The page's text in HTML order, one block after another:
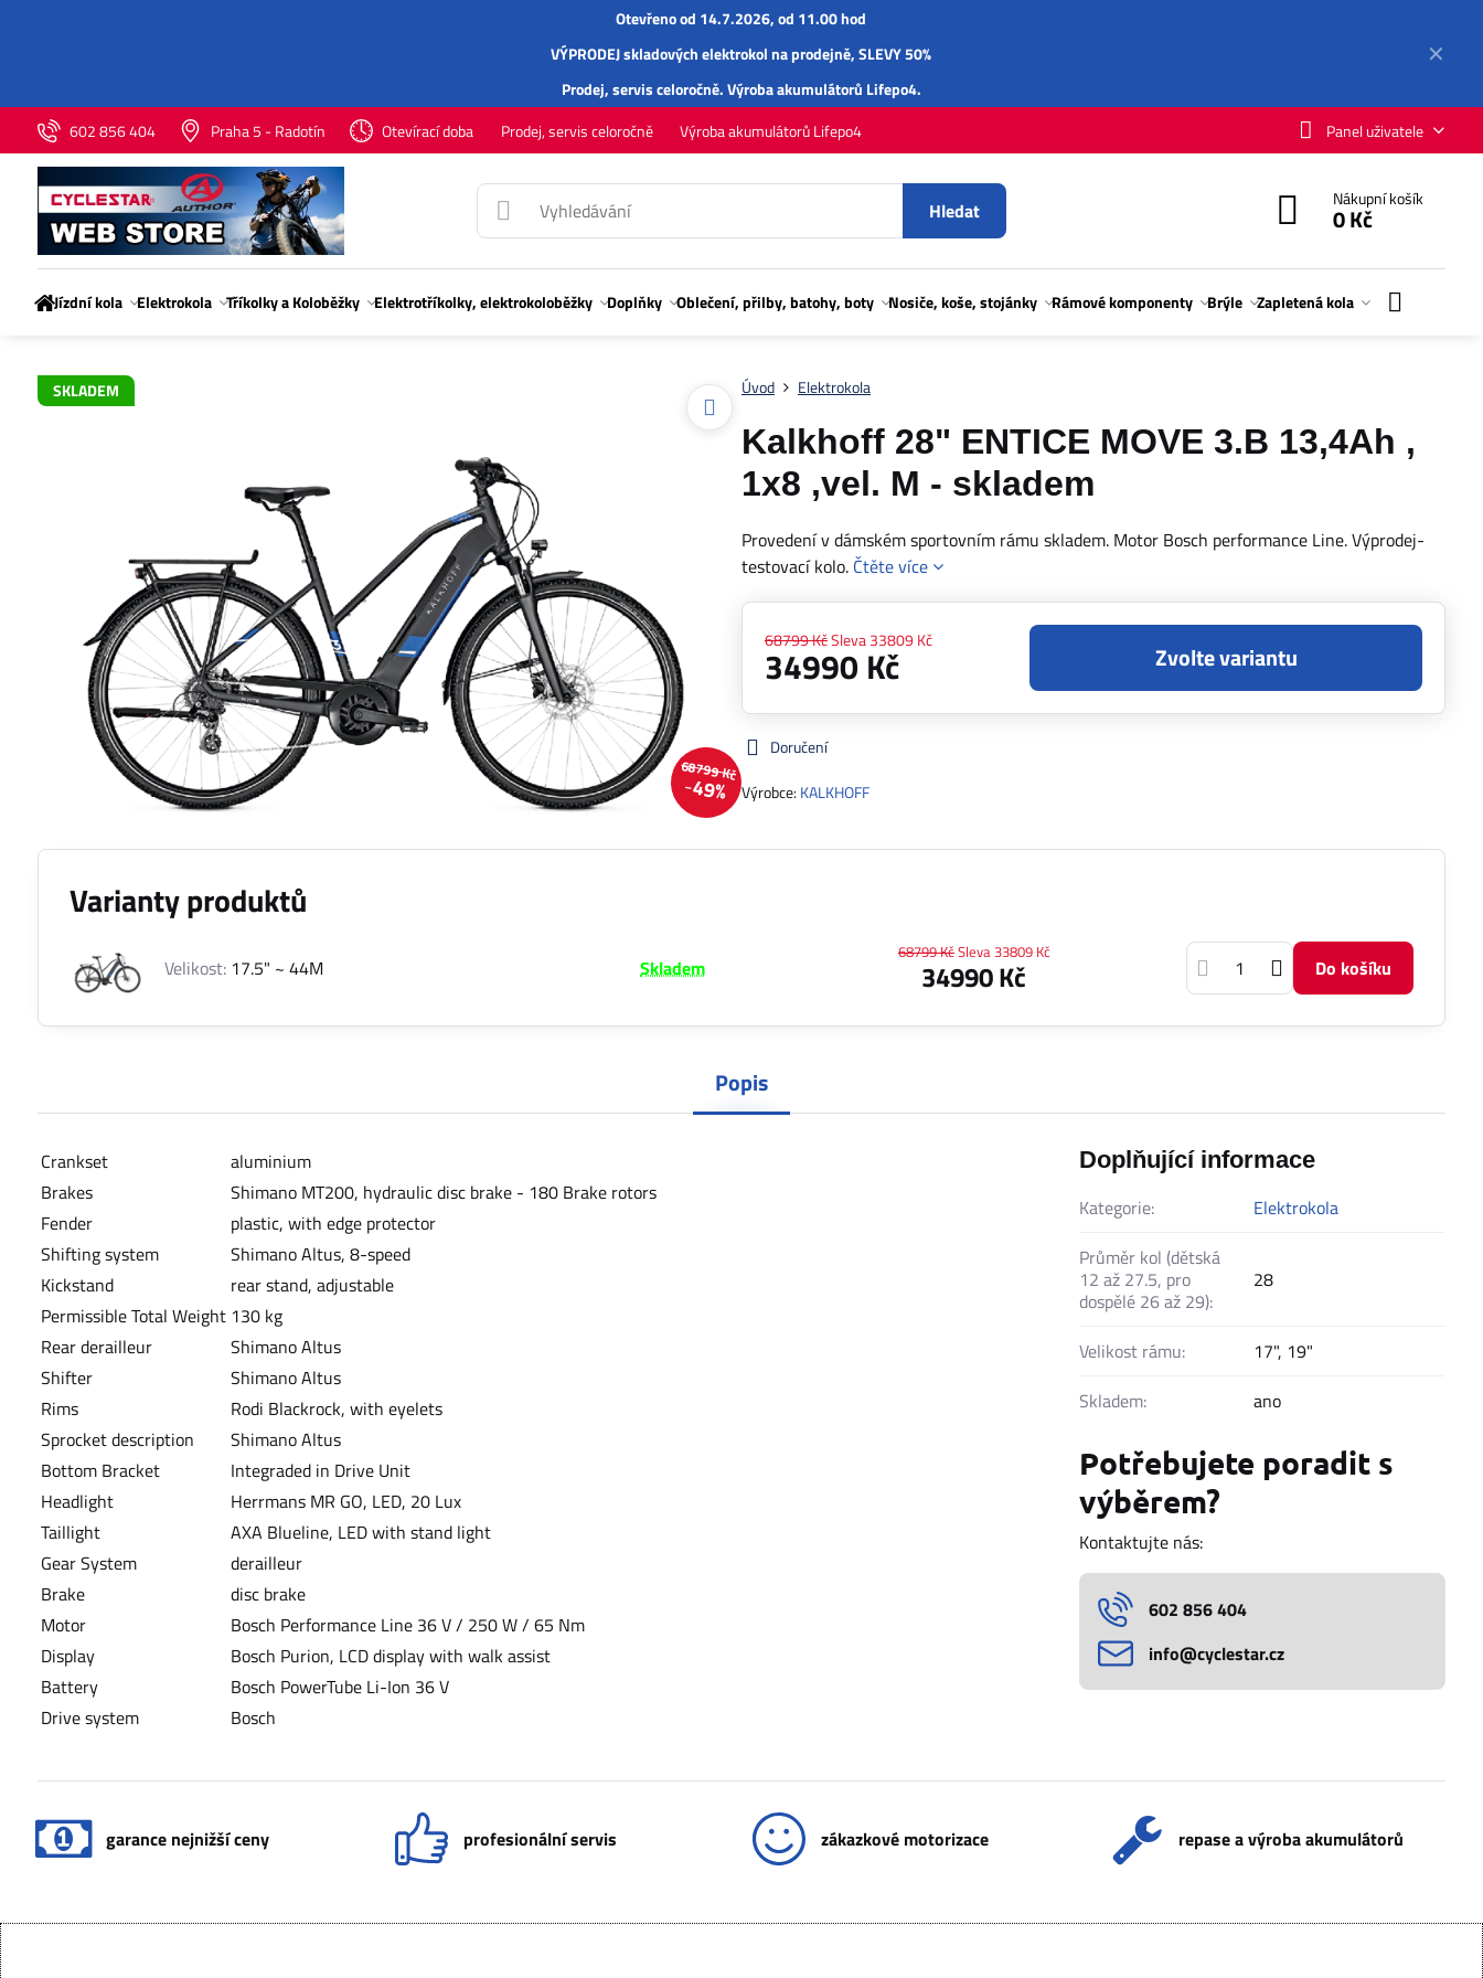
✕
Otevřeno od 14.7.2026, od 11.00 hod
VÝPRODEJ skladových elektrokol na prodejně, SLEVY 50%
Prodej,servisceloročně.Výroba akumulátorů Lifepo4.
602 856 404
Praha 5 - Radotín Otevírací doba Prodej, servis celoročně Výroba akumulátorů Lifepo4 Panel uživatele
Hledat Nákupní košík
0 Kč
Jízdní kola Elektrokola Tříkolky a Koloběžky Elektrotříkolky, elektrokoloběžky Doplňky Oblečení, přilby, batohy, boty Nosiče, koše, stojánky Rámové komponenty Brýle Zapletená kola
SKLADEM
68799 Kč
49%
Úvod Elektrokola
Kalkhoff 28" ENTICE MOVE 3.B 13,4Ah ,
1x8 ,vel. M - skladem
Provedení v dámském sportovním rámu skladem. Motor Bosch performance Line. Výprodej-
testovací kolo. Čtěte více
68799 KčSleva33809 Kč
34990 Kč Zvolte variantu
Doručení
Výrobce: KALKHOFF
Varianty produktů
Velikost: 17.5" ~ 44M Skladem
68799 KčSleva33809 Kč
34990 Kč Do košíku
Popis
Crankset
aluminium
Brakes
Shimano MT200, hydraulic disc brake - 180 Brake rotors
Fender
plastic, with edge protector
Shifting system
Shimano Altus, 8-speed
Kickstand
rear stand, adjustable
Permissible Total Weight 130 kg
Rear derailleur
Shimano Altus
Shifter
Shimano Altus
Rims
Rodi Blackrock, with eyelets
Sprocket description
Shimano Altus
Bottom Bracket
Integraded in Drive Unit
Headlight
Herrmans MR GO, LED, 20 Lux
Taillight
AXA Blueline, LED with stand light
Gear System
derailleur
Brake
disc brake
Motor
Bosch Performance Line 36 V / 250 W / 65 Nm
Display
Bosch Purion, LCD display with walk assist
Battery
Bosch PowerTube Li-Ion 36 V
Drive system
Bosch
Doplňující informace
Kategorie:
Elektrokola
Průměr kol (dětská
12 až 27.5, pro
dospělé 26 až 29):
28
Velikost rámu:
17", 19"
Skladem:
ano
Potřebujete poradit s
výběrem?
Kontaktujte nás:
602 856 404
info​@cyclestar​.cz
garance nejnižší ceny profesionální servis zákazkové motorizace repase a výroba akumulátorů